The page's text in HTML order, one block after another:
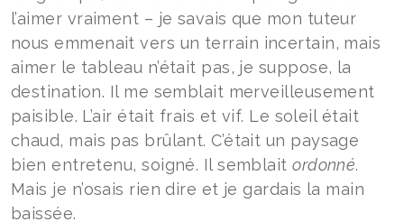
l’aimer vraiment – je savais que mon tuteur
nous emmenait vers un terrain incertain, mais
aimer le tableau n’était pas, je suppose, la
destination. Il me semblait merveilleusement
paisible. L’air était frais et vif. Le soleil était
chaud, mais pas brûlant. C’était un paysage
bien entretenu, soigné. Il semblaitordonné.
Mais je n’osais rien dire et je gardais la main
baissée.